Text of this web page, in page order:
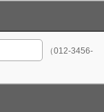
（012-3456-